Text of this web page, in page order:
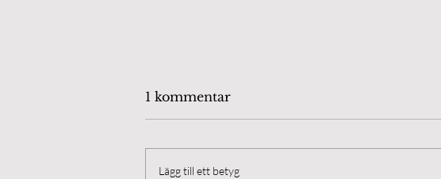
1 kommentar
Lägg till ett betyg